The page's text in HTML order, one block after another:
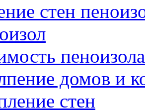
стен
пеноизола
домов и
стен